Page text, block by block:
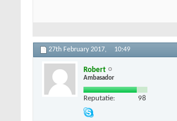
27th February 2017, 10:49
Robert
Ambasador
Reputatie: 98